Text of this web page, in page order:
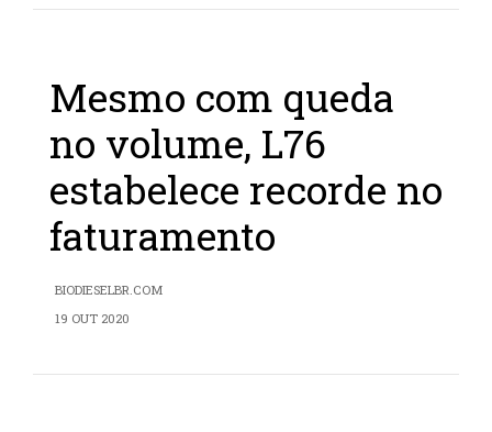
Mesmo com queda
no volume, L76
estabelece recorde no
faturamento
BIODIESELBR.COM
19 OUT 2020